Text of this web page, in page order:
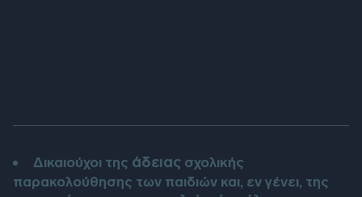
Δικαιούχοι της άδειαςσχολικής
παρακολούθησης των παιδιών και, εν γένει, της